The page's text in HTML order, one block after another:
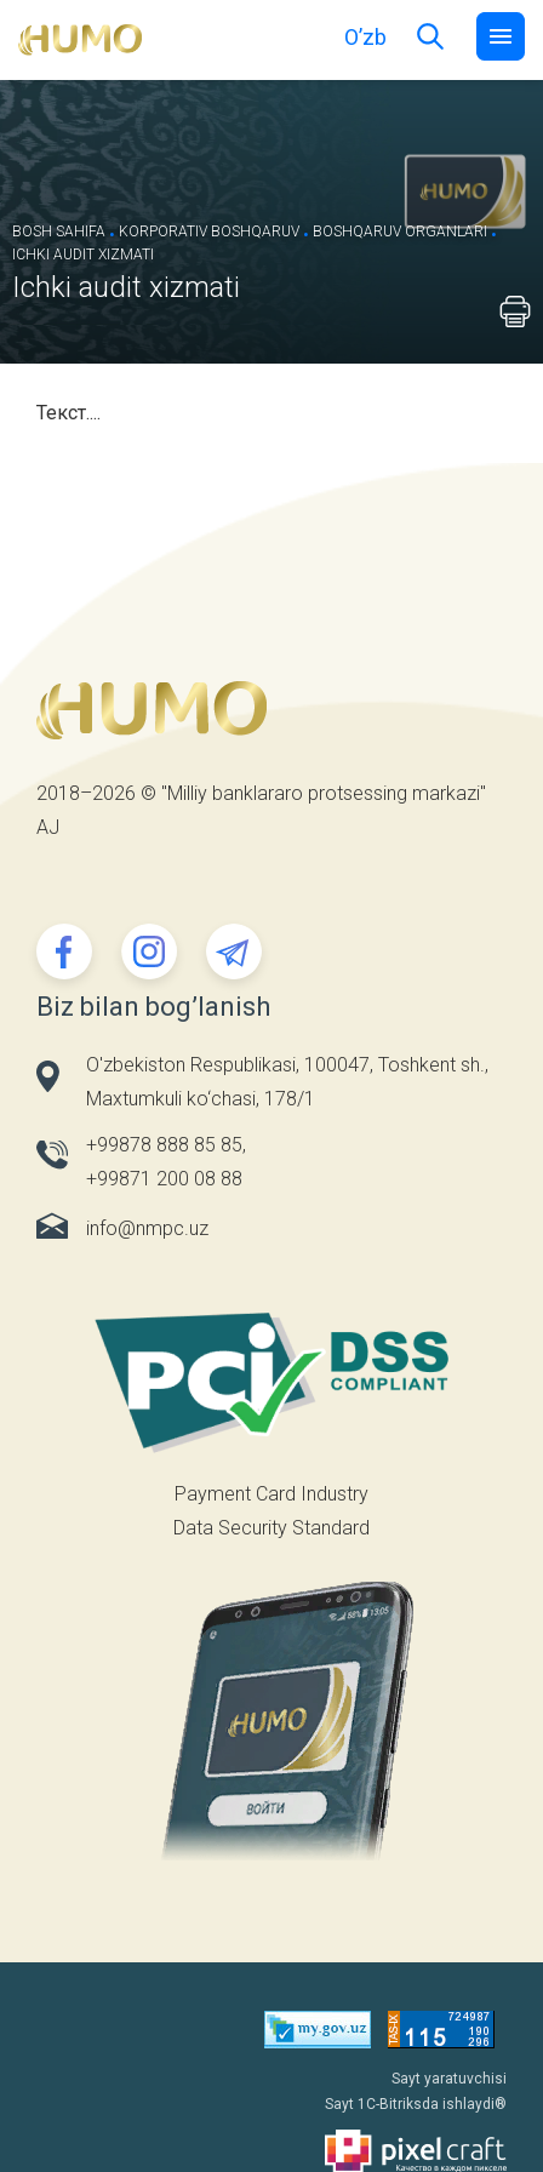
O’zb
BOSH SAHIFA . KORPORATIV BOSHQARUV . BOSHQARUV ORGANLARI .
ICHKI AUDIT XIZMATI
Ichki audit xizmati
Текст....
2018–2026 © "Milliy banklararo protsessing markazi"
AJ
Biz bilan bog’lanish
O'zbekiston Respublikasi, 100047, Toshkent sh.,
Maxtumkuli ko‘chasi, 178/1
+99878 888 85 85,
+99871 200 08 88
info@nmpc.uz
Payment Card Industry
Data Security Standard
Sayt yaratuvchisi
Sayt 1C-Bitriksda ishlaydi®